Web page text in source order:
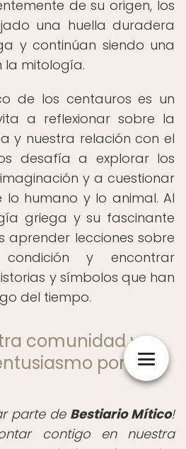
de su origen, los
una huella duradera
y continúan siendo una
la mitología.
de los centauros es un
a reflexionar sobre la
y nuestra relación con el
desafía a explorar los
y a cuestionar
lo humano y lo animal. Al
griega y su fascinante
aprender lecciones sobre
y encontrar
y símbolos que han
del tiempo.
comunidad y
por los
parte de Bestiario Mítico!
contigo en nuestra